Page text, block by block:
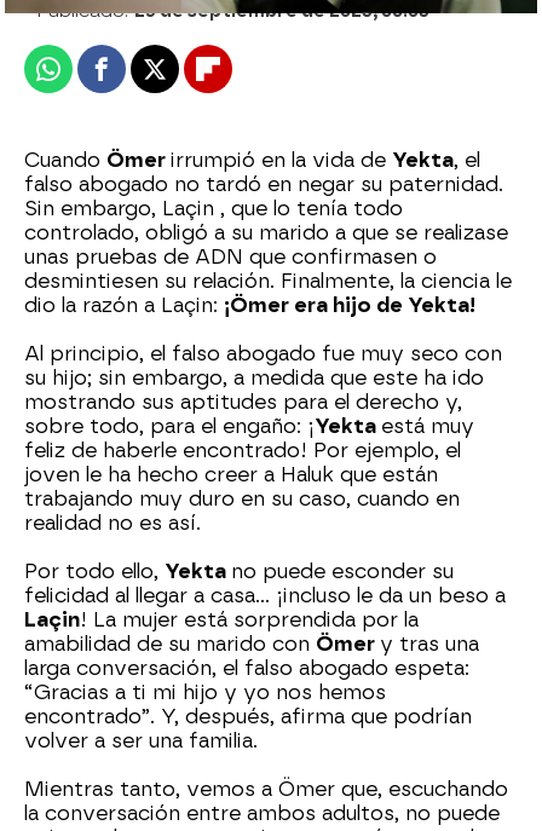
Publicado:25 de septiembre de 2023, 00:03
WhatsappFacebook
X Flipboard
Cuando Ömer irrumpió en la vida de Yekta, el
falso abogado no tardó en negar su paternidad.
Sin embargo, Laçin , que lo tenía todo
controlado, obligó a su marido a que se realizase
unas pruebas de ADN que confirmasen o
desmintiesen su relación. Finalmente, la ciencia le
dio la razón a Laçin: ¡Ömer era hijo de Yekta!
Al principio, el falso abogado fue muy seco con
su hijo; sin embargo, a medida que este ha ido
mostrando sus aptitudes para el derecho y,
sobre todo, para el engaño: ¡Yekta está muy
feliz de haberle encontrado! Por ejemplo, el
joven le ha hecho creer a Haluk que están
trabajando muy duro en su caso, cuando en
realidad no es así.
Por todo ello, Yekta no puede esconder su
felicidad al llegar a casa... ¡incluso le da un beso a
Laçin! La mujer está sorprendida por la
amabilidad de su marido con Ömer y tras una
larga conversación, el falso abogado espeta:
“Gracias a ti mi hijo y yo nos hemos
encontrado”. Y, después, afirma que podrían
volver a ser una familia.
Mientras tanto, vemos a Ömer que, escuchando
la conversación entre ambos adultos, no puede